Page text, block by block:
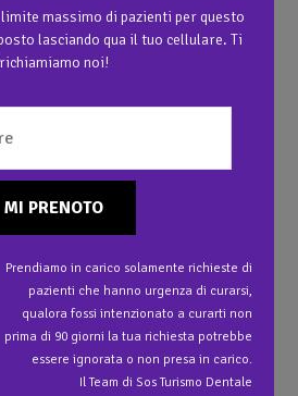
massimo di pazienti per questo
lasciando qua il tuo cellulare. Ti
richiamiamo noi!
MI PRENOTO
Prendiamo in carico solamente richieste di
pazienti che hanno urgenza di curarsi,
qualora fossi intenzionato a curarti non
prima di 90 giorni la tua richiesta potrebbe
essere ignorata o non presa in carico.
Il Team di Sos Turismo Dentale